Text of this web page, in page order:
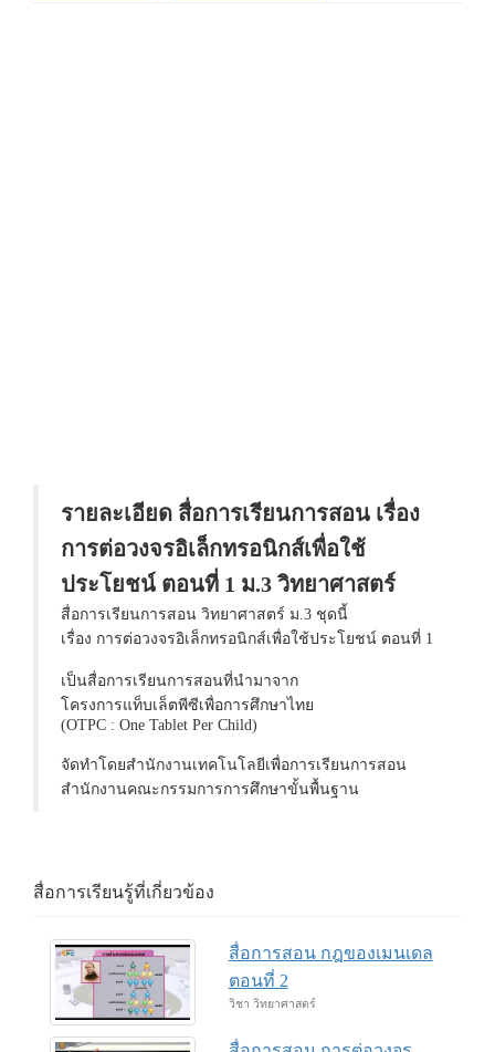
รายละเอียด สื่อการเรียนการสอน เรื่อง
การต่อวงจรอิเล็กทรอนิกส์เพื่อใช้
ประโยชน์ ตอนที่ 1 ม.3 วิทยาศาสตร์
สื่อการเรียนการสอน วิทยาศาสตร์ ม.3 ชุดนี้
เรื่อง การต่อวงจรอิเล็กทรอนิกส์เพื่อใช้ประโยชน์ ตอนที่ 1
เป็นสื่อการเรียนการสอนที่นำมาจาก
โครงการแท็บเล็ตพีซีเพื่อการศึกษาไทย
(OTPC : One Tablet Per Child)
จัดทำโดยสำนักงานเทคโนโลยีเพื่อการเรียนการสอน
สำนักงานคณะกรรมการการศึกษาขั้นพื้นฐาน
สื่อการเรียนรู้ที่เกี่ยวข้อง
สื่อการสอน กฎของเมนเดล
ตอนที่ 2
วิชา วิทยาศาสตร์